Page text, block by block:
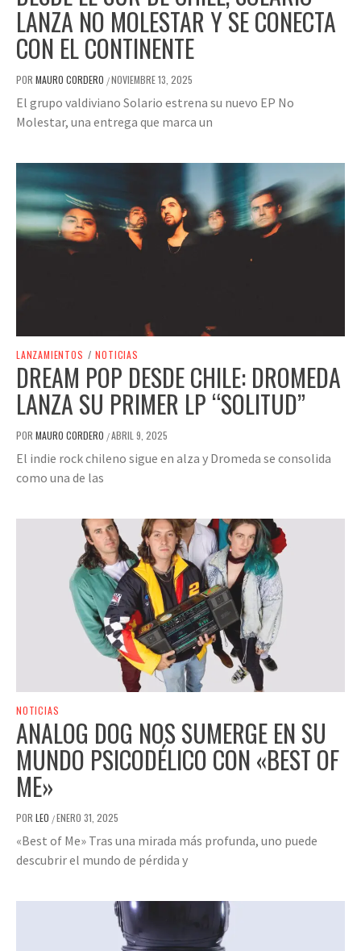
LANZA NO MOLESTAR Y SE CONECTA
CON EL CONTINENTE
POR MAURO CORDERO /NOVIEMBRE 13, 2025
El grupo valdiviano Solario estrena su nuevo EP No
Molestar, una entrega que marca un
LANZAMIENTOS / NOTICIAS
DREAM POP DESDE CHILE: DROMEDA
LANZA SU PRIMER LP “SOLITUD”
POR MAURO CORDERO /ABRIL 9, 2025
El indie rock chileno sigue en alza y Dromeda se consolida
como una de las
NOTICIAS
ANALOG DOG NOS SUMERGE EN SU
MUNDO PSICODÉLICO CON «BEST OF
ME»
POR LEO /ENERO 31, 2025
«Best of Me» Tras una mirada más profunda, uno puede
descubrir el mundo de pérdida y